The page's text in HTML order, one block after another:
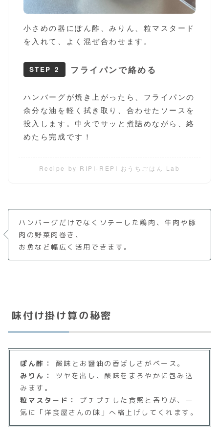
小さめの器にぽん酢、みりん、粒マスタード
を入れて、よく混ぜ合わせます。
STEP 2 フライパンで絡める
ハンバーグが焼き上がったら、フライパンの
余分な油を軽く拭き取り、合わせたソースを
投入します。中火でサッと煮詰めながら、絡
めたら完成です！
Recipe by RIPI-REPI おうちごはん Lab
ハンバーグだけでなくソテーした鶏肉、牛肉や豚
肉の野菜肉巻き、
お魚など幅広く活用できます。
味付け掛け算の秘密
ぽん酢：
酸味とお醤油の香ばしさがベース。
みりん：
ツヤを出し、酸味をまろやかに包み込
みます。
粒マスタード：
プチプチした食感と香りが、一
気に「洋食屋さんの味」へ格上げしてくれます。